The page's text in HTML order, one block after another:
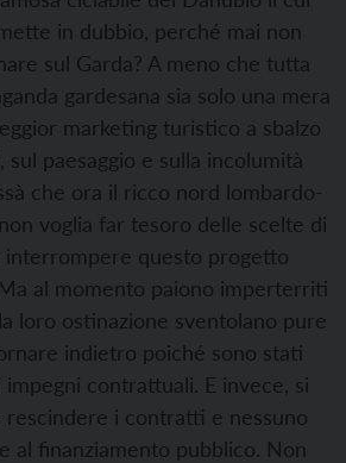
in dubbio, perché mai non
sul Garda? A meno che tutta
gardesana sia solo una mera
marketing turistico a sbalzo
paesaggio e sulla incolumità
che ora il ricco nord lombardo-
voglia far tesoro delle scelte di
interrompere questo progetto
al momento paiono imperterriti
loro ostinazione sventolano pure
indietro poiché sono stati
contrattuali. E invece, si
rescindere i contratti e nessuno
al finanziamento pubblico. Non